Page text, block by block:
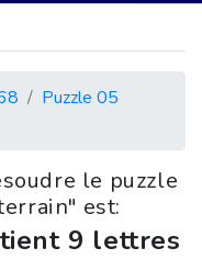
Puzzle 05
le puzzle
est:
9 lettres